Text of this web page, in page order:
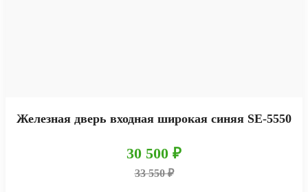
Железная дверь входная широкая синяя SE-5550
30 500 ₽
33 550 ₽